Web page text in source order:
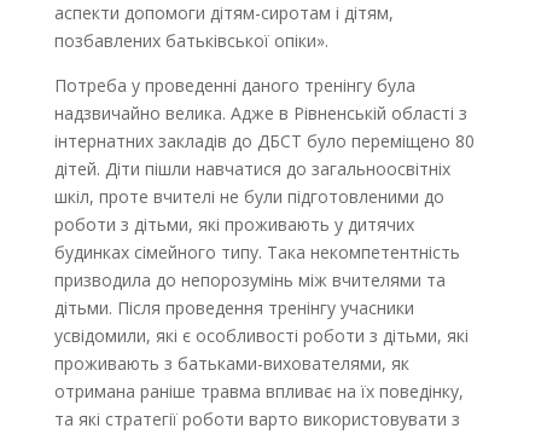
аспекти допомоги дітям-сиротам і дітям,
позбавлених батьківської опіки».
Потреба у проведенні даного тренінгу була
надзвичайно велика. Адже в Рівненській області з
інтернатних закладів до ДБСТ було переміщено 80
дітей. Діти пішли навчатися до загальноосвітніх
шкіл, проте вчителі не були підготовленими до
роботи з дітьми, які проживають у дитячих
будинках сімейного типу. Така некомпетентність
призводила до непорозумінь між вчителями та
дітьми. Після проведення тренінгу учасники
усвідомили, які є особливості роботи з дітьми, які
проживають з батьками-вихователями, як
отримана раніше травма впливає на їх поведінку,
та які стратегії роботи варто використовувати з